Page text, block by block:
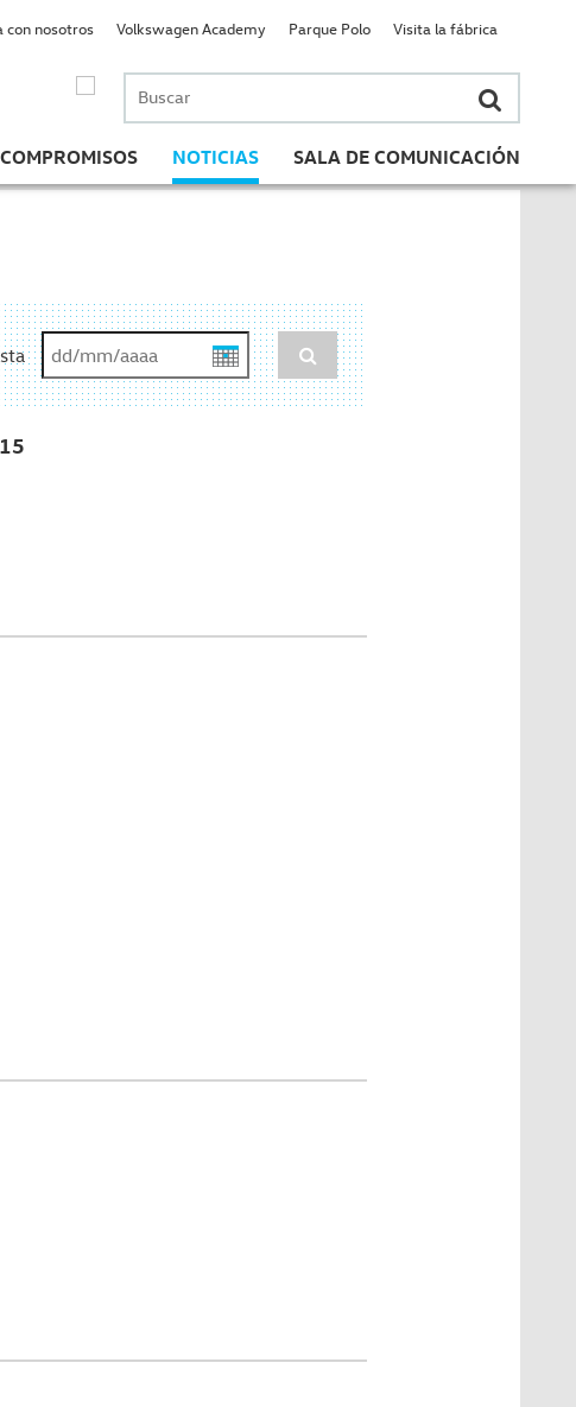
Buscar
por:
COMPROMISOS NOTICIAS SALA DE COMUNICACIÓN
con nosotros Volkswagen Academy Parque Polo Visita la fábrica